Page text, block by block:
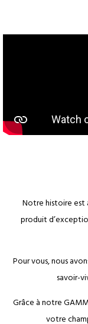
Notre histoire est
produit
Pour vous, nous
savoir-
Grâce à notre
votre